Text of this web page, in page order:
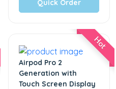
Quick Order
Hot
Airpod Pro 2
Generation with
Touch Screen Display